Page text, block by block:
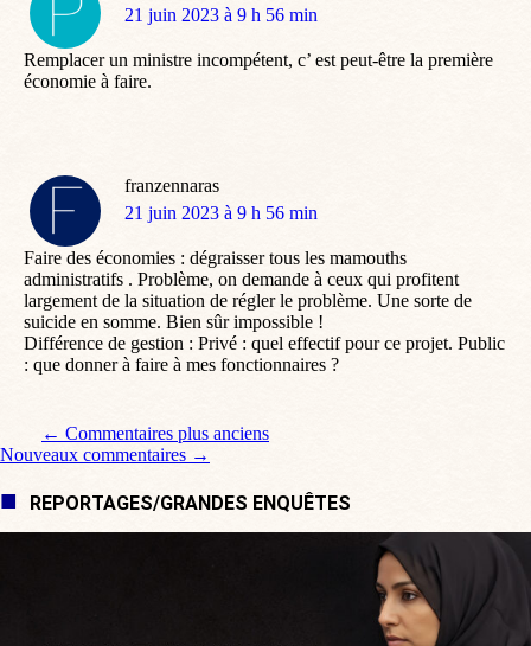
dit
21 juin 2023 à 9 h 56 min
Remplacer un ministre incompétent, c’ est peut-être la première
économie à faire.
franzennaras
dit
21 juin 2023 à 9 h 56 min
Faire des économies : dégraisser tous les mamouths
administratifs . Problème, on demande à ceux qui profitent
largement de la situation de régler le problème. Une sorte de
suicide en somme. Bien sûr impossible !
Différence de gestion : Privé : quel effectif pour ce projet. Public
: que donner à faire à mes fonctionnaires ?
Navigation de commentaire
← Commentaires plus anciens
Nouveaux commentaires →
REPORTAGES/GRANDES ENQUÊTES